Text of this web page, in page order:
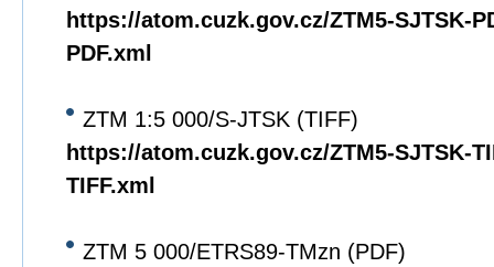
https://atom.cuzk.gov.cz/ZTM5-SJTSK-
PDF.xml
ZTM 1:5 000/S-JTSK (TIFF)
https://atom.cuzk.gov.cz/ZTM5-SJTSK-
TIFF.xml
ZTM 5 000/ETRS89-TMzn (PDF)